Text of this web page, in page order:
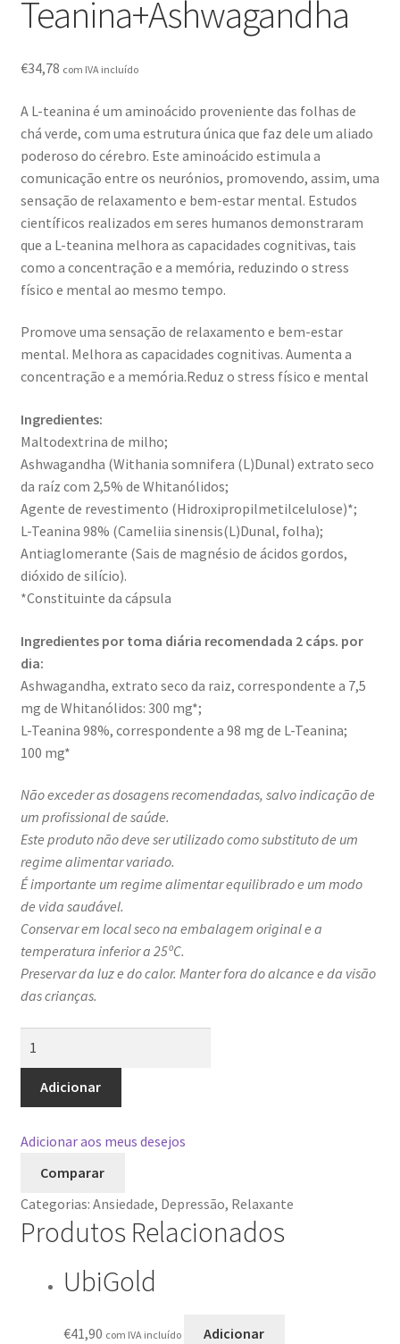
Novidades
Registar-me como Profissional
Sobre
Terminar compra
Teanina+Ashwagandha
€34,78 com IVA incluído
A L-teanina é um aminoácido proveniente das folhas de
chá verde, com uma estrutura única que faz dele um aliado
poderoso do cérebro. Este aminoácido estimula a
comunicação entre os neurónios, promovendo, assim, uma
sensação de relaxamento e bem-estar mental. Estudos
científicos realizados em seres humanos demonstraram
que a L-teanina melhora as capacidades cognitivas, tais
como a concentração e a memória, reduzindo o stress
físico e mental ao mesmo tempo.
Promove uma sensação de relaxamento e bem-estar
mental. Melhora as capacidades cognitivas. Aumenta a
concentração e a memória.Reduz o stress físico e mental
Ingredientes:
Maltodextrina de milho;
Ashwagandha (Withania somnifera (L)Dunal) extrato seco
da raíz com 2,5% de Whitanólidos;
Agente de revestimento (Hidroxipropilmetilcelulose)*;
L-Teanina 98% (Cameliia sinensis(L)Dunal, folha);
Antiaglomerante (Sais de magnésio de ácidos gordos,
dióxido de silício).
*Constituinte da cápsula
Ingredientes por toma diária recomendada 2 cáps. por
dia:
Ashwagandha, extrato seco da raiz, correspondente a 7,5
mg de Whitanólidos: 300 mg*;
L-Teanina 98%, correspondente a 98 mg de L-Teanina;
100 mg*
Não exceder as dosagens recomendadas, salvo indicação de
um profissional de saúde.
Este produto não deve ser utilizado como substituto de um
regime alimentar variado.
É importante um regime alimentar equilibrado e um modo
de vida saudável.
Conservar em local seco na embalagem original e a
temperatura inferior a 25ºC.
Preservar da luz e do calor. Manter fora do alcance e da visão
das crianças.
GoldL-
Teanina+Ashwagandha
Adicionar
Adicionar aos meus desejos
Comparar
Categorias: Ansiedade, Depressão, Relaxante
Produtos Relacionados
UbiGold
€41,90 com IVA incluído Adicionar